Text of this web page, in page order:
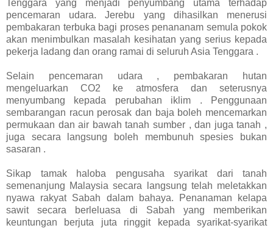
Tenggara yang menjadi penyumbang utama terhadap
pencemaran udara. Jerebu yang dihasilkan menerusi
pembakaran terbuka bagi proses penananam semula pokok
akan menimbulkan masalah kesihatan yang serius kepada
pekerja ladang dan orang ramai di seluruh Asia Tenggara .
Selain pencemaran udara , pembakaran hutan
mengeluarkan CO2 ke atmosfera dan seterusnya
menyumbang kepada perubahan iklim . Penggunaan
sembarangan racun perosak dan baja boleh mencemarkan
permukaan dan air bawah tanah sumber , dan juga tanah ,
juga secara langsung boleh membunuh spesies bukan
sasaran .
Sikap tamak haloba pengusaha syarikat dari tanah
semenanjung Malaysia secara langsung telah meletakkan
nyawa rakyat Sabah dalam bahaya. Penanaman kelapa
sawit secara berleluasa di Sabah yang memberikan
keuntungan berjuta juta ringgit kepada syarikat-syarikat